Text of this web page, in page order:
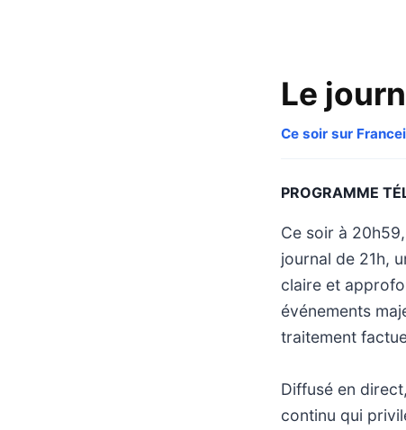
Le
Ce soir sur
PROGRAMME
Ce soir à
journal de 21h,
claire et
événements
traitement
Diffusé en
continu qui